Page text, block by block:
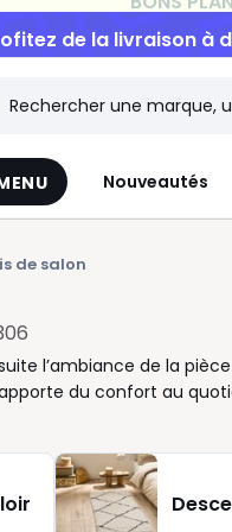
de la livraison à
Menu Nouveautés
de salon
l’ambiance de la
du confort au
tapis de salon dans de
berbère, look
pensez à la taille de
souvent la bonne